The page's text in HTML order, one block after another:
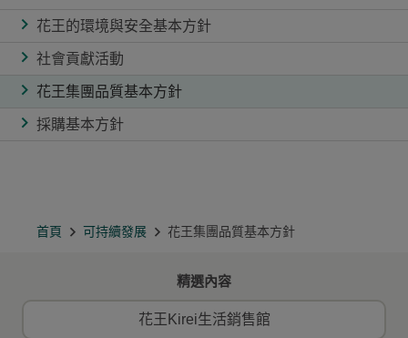
花王的環境與安全基本方針
社會貢獻活動
花王集團品質基本方針
採購基本方針
首頁 可持續發展 花王集團品質基本方針
精選內容
花王Kirei生活銷售館